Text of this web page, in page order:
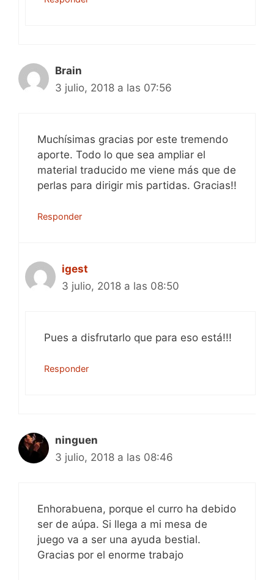
Brain
3 julio, 2018 a las 07:56
Muchísimas gracias por este tremendo
aporte. Todo lo que sea ampliar el
material traducido me viene más que de
perlas para dirigir mis partidas. Gracias!!
Responder
igest
3 julio, 2018 a las 08:50
Pues a disfrutarlo que para eso está!!!
Responder
ninguen
3 julio, 2018 a las 08:46
Enhorabuena, porque el curro ha debido
ser de aúpa. Si llega a mi mesa de
juego va a ser una ayuda bestial.
Gracias por el enorme trabajo